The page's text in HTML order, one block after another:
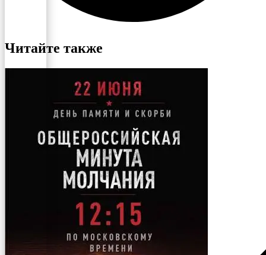
Читайте также